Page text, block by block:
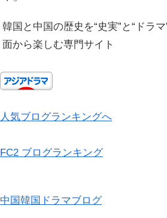
韓国と中国の歴史を“史実”と“ドラマ
面から楽しむ専門サイト
人気ブログランキングへ
FC2 ブログランキング
中国韓国ドラマブログ